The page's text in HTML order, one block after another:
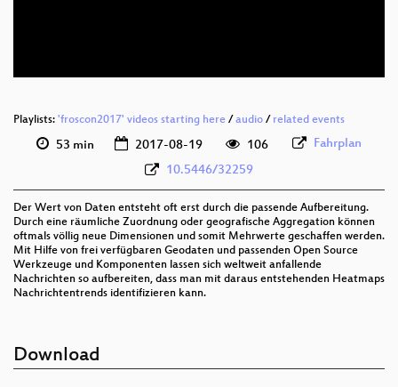
Playlists: 'froscon2017' videos starting here /audio / related events
53 min 2017-08-19 106
Fahrplan
10.5446/32259
Der Wert von Daten entsteht oft erst durch die passende Aufbereitung.
Durch eine räumliche Zuordnung oder geografische Aggregation können
oftmals völlig neue Dimensionen und somit Mehrwerte geschaffen werden.
Mit Hilfe von frei verfügbaren Geodaten und passenden Open Source
Werkzeuge und Komponenten lassen sich weltweit anfallende
Nachrichten so aufbereiten, dass man mit daraus entstehenden Heatmaps
Nachrichtentrends identifizieren kann.
Download